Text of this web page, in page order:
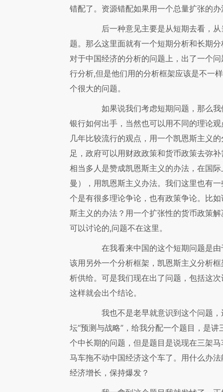
错配了。资源错配如果用一个总量扩张的
后一种意见主要是从短期去看，从
题。那么这里面就有一个短期分析和长期
对于中国经济的分析的问题上，出了一个
行分析,但是他们用的分析框架应该是不一
个很大的问题。
如果说我们考虑短期问题，那么我
银行如何出手，当然也可以用不同的理论
几年比较流行的观点，用一个凯恩斯主义
足，政府可以用财政政策和货币政策去弥
相当多人是赞成凯恩斯主义的办法，在国
曼），用凯恩斯主义办法。我们这里也有
个是有很多理论争论，也有政策争论。比
斯主义的办法？用一个扩张性的货币政策
可以讨论的,问题不在这里。
在我看来中国的这个短期问题是由
该用另外一个分析框架，凯恩斯主义分析
析供给。可是我们现在出了问题，包括这
这样就会出个结论。
我也不是老早就意识到这个问题，
坛“预测与战略”，给我分配一个题目，是
个中长期的问题，但是题目是说现在三架
马车拖不动中国经济这个车了。用什么办
经济增长，保持爆发？